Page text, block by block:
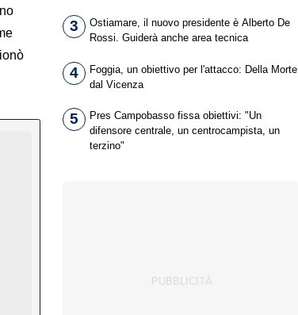
3
Ostiamare, il nuovo presidente è Alberto De
Rossi. Guiderà anche area tecnica
4
Foggia, un obiettivo per l'attacco: Della Morte
dal Vicenza
5
Pres Campobasso fissa obiettivi: "Un
difensore centrale, un centrocampista, un
terzino"